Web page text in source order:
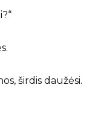
širdis daužėsi.